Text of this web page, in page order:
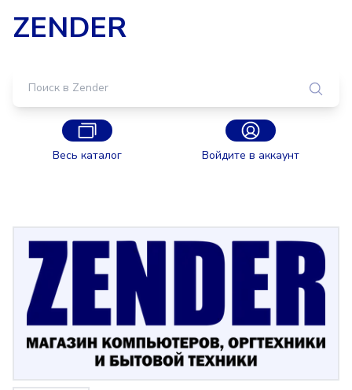
ZENDER
Весь каталог Войдите в аккаунт